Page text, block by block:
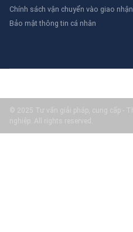
Chính sách vận chuyển vào giao nhận
Bảo mật thông tin cá nhân
© 2025 Tư vấn giải pháp, cung cấp -
nghiệp. All rights reserved.